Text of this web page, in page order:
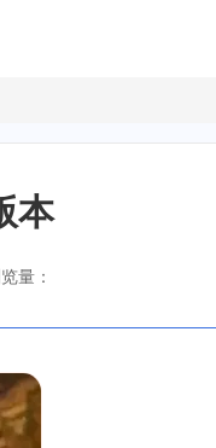
本
量：